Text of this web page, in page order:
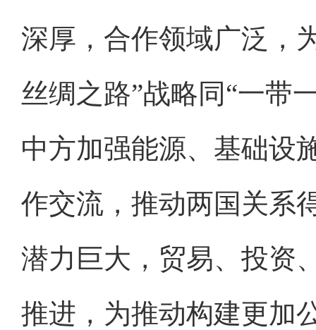
深厚，合作领域广泛，
丝绸之路”战略同“一带
中方加强能源、基础设
作交流，推动两国关系
潜力巨大，贸易、投资
推进，为推动构建更加